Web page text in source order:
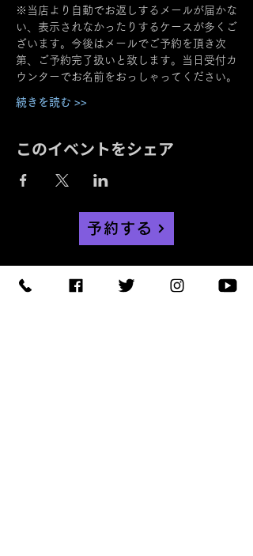
※当店より自動でお返しするメールが届かな
い、表示されなかったりするケースが多くご
ざいます。今後はメールでご予約を頂き次
第、ご予約完了扱いと致します。当日受付カ
ウンターでお名前をおっしゃってください。
続きを読む >>
このイベントをシェア
予約する